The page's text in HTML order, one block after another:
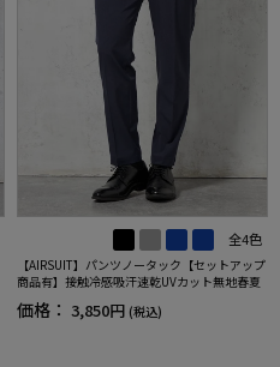
全4色
【AIRSUIT】パンツノータック【セットアップ
商品有】接触冷感吸汗速乾UVカット無地春夏
価格： 3,850円 (税込)